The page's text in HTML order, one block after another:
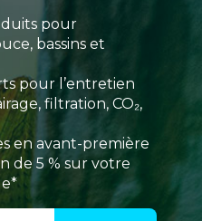
pour
bassins et
pour l’entretien
filtration, CO₂,
en avant-première
de 5 % sur votre